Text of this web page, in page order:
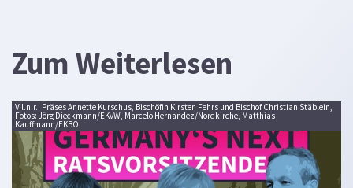
Zum Weiterlesen
V.l.n.r.: Präses Annette Kurschus, Bischöfin Kirsten Fehrs und Bischof Christian Stäblein,
Fotos: Jörg Dieckmann/EKvW, Marcelo Hernandez/Nordkirche, Matthias
Kauffmann/EKBO